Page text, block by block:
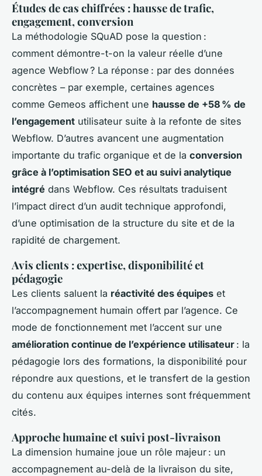
Études de cas chiffrées : hausse de trafic,
engagement, conversion
La méthodologie SQuAD pose la question :
comment démontre-t-on la valeur réelle d’une
agence Webflow ? La réponse : par des données
concrètes – par exemple, certaines agences
comme Gemeos affichent une hausse de +58 % de
l’engagement utilisateur suite à la refonte de sites
Webflow. D’autres avancent une augmentation
importante du trafic organique et de la conversion
grâce à l’optimisation SEO et au suivi analytique
intégré dans Webflow. Ces résultats traduisent
l’impact direct d’un audit technique approfondi,
d’une optimisation de la structure du site et de la
rapidité de chargement.
Avis clients : expertise, disponibilité et
pédagogie
Les clients saluent la réactivité des équipes et
l’accompagnement humain offert par l’agence. Ce
mode de fonctionnement met l’accent sur une
amélioration continue de l’expérience utilisateur : la
pédagogie lors des formations, la disponibilité pour
répondre aux questions, et le transfert de la gestion
du contenu aux équipes internes sont fréquemment
cités.
Approche humaine et suivi post-livraison
La dimension humaine joue un rôle majeur : un
accompagnement au-delà de la livraison du site,